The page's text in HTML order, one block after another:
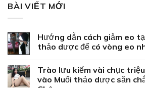
BÀI VIẾT MỚI
Hướng dẫn cách giảm eo
thảo dược để có vòng eo
Trào lưu kiếm vài chục
vào Muối thảo dược săn